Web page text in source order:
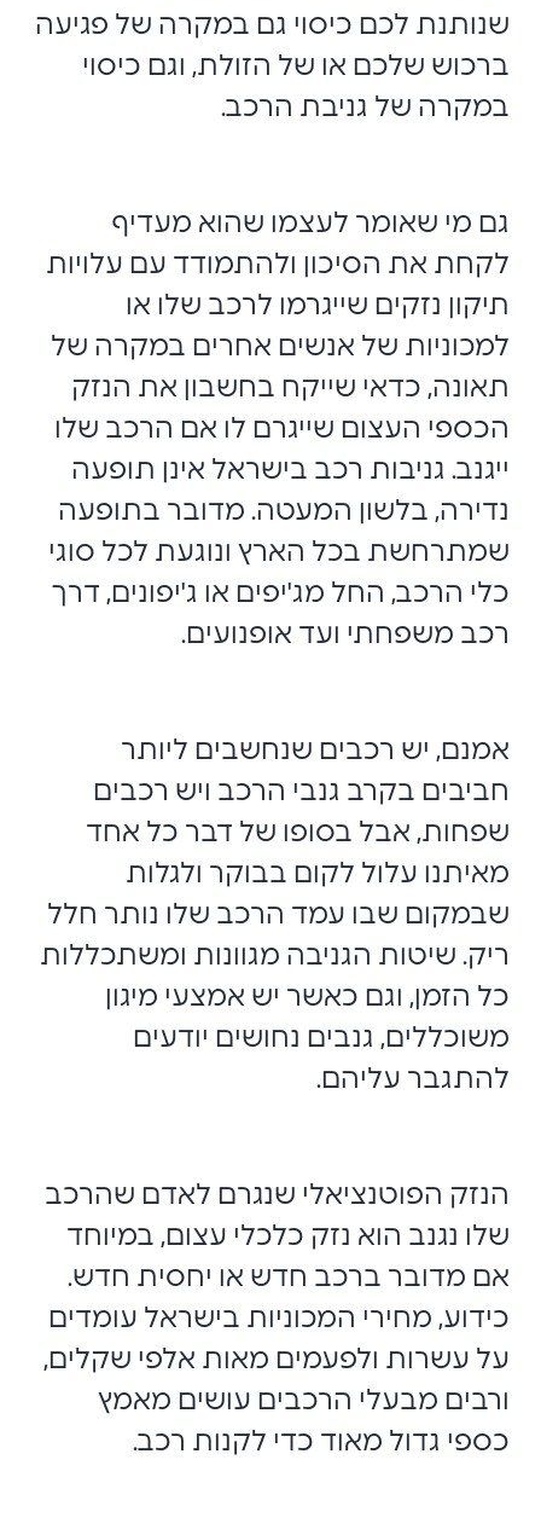
שנותנת לכם כיסוי גם במקרה של פגיעה
ברכוש שלכם או של הזולת, וגם כיסוי
במקרה של גניבת הרכב.
גם מי שאומר לעצמו שהוא מעדיף
לקחת את הסיכון ולהתמודד עם עלויות
תיקון נזקים שייגרמו לרכב שלו או
למכוניות של אנשים אחרים במקרה של
תאונה, כדאי שייקח בחשבון את הנזק
הכספי העצום שייגרם לו אם הרכב שלו
ייגנב. גניבות רכב בישראל אינן תופעה
נדירה, בלשון המעטה. מדובר בתופעה
שמתרחשת בכל הארץ ונוגעת לכל סוגי
כלי הרכב, החל מג'יפים או ג'יפונים, דרך
רכב משפחתי ועד אופנועים.
אמנם, יש רכבים שנחשבים ליותר
חביבים בקרב גנבי הרכב ויש רכבים
שפחות, אבל בסופו של דבר כל אחד
מאיתנו עלול לקום בבוקר ולגלות
שבמקום שבו עמד הרכב שלו נותר חלל
ריק. שיטות הגניבה מגוונות ומשתכללות
כל הזמן, וגם כאשר יש אמצעי מיגון
משוכללים, גנבים נחושים יודעים
להתגבר עליהם.
הנזק הפוטנציאלי שנגרם לאדם שהרכב
שלו נגנב הוא נזק כלכלי עצום, במיוחד
אם מדובר ברכב חדש או יחסית חדש.
כידוע, מחירי המכוניות בישראל עומדים
על עשרות ולפעמים מאות אלפי שקלים,
ורבים מבעלי הרכבים עושים מאמץ
כספי גדול מאוד כדי לקנות רכב.